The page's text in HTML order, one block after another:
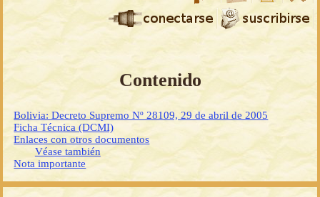
Contenido
Bolivia: Decreto Supremo Nº 28109, 29 de abril de 2005
Ficha Técnica (DCMI)
Enlaces con otros documentos
Véase también
Nota importante